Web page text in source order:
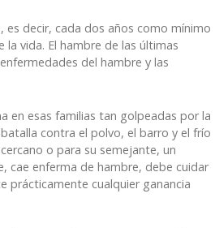
es decir, cada dos años como mínimo
la vida. El hambre de las últimas
del hambre y las
en esas familias tan golpeadas por la
contra el polvo, el barro y el frío
o para su semejante, un
cae enferma de hambre, debe cuidar
prácticamente cualquier ganancia